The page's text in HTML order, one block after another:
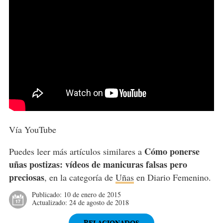
Vía YouTube
Puedes leer más artículos similares a Cómo ponerse
uñas postizas: vídeos de manicuras falsas pero
preciosas, en la categoría de Uñasen Diario Femenino.
Publicado: 10 de enero de 2015
Actualizado: 24 de agosto de 2018